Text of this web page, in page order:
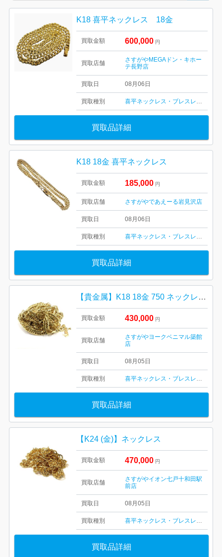
K18 喜平ネックレス 18金
買取金額 600,000 円
買取店舗
さすがやMEGAドン・キホー
テ長野店
買取日 08月06日
買取種別 喜平ネックレス・ブレスレット
買取品詳細
K18 18金 喜平ネックレス
買取金額 185,000 円
買取店舗 さすがやであえーる岩見沢店
買取日 08月06日
買取種別 喜平ネックレス・ブレスレット
買取品詳細
【貴金属】K18 18金 750 ネックレス ジュエリー アクセサリー
買取金額 430,000 円
買取店舗
さすがやヨークベニマル築館
店
買取日 08月05日
買取種別 喜平ネックレス・ブレスレット
買取品詳細
【K24 (金)】ネックレス
買取金額 470,000 円
買取店舗
さすがやイオン七戸十和田駅
前店
買取日 08月05日
買取種別 喜平ネックレス・ブレスレット
買取品詳細